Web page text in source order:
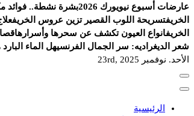
عارضات أسبوع نيويورك 2026
بشرة نشطة.. فوائد
الخريفتسريحة اللوب القصير تزين عروس الخريف
الخريفانواع العيون تكشف عن سحرها وأسرارها
شعر الديغراديه: سر الجمال الفرنسيهل الماء
الأحد. نوفمبر 23rd, 2025
الرئيسية